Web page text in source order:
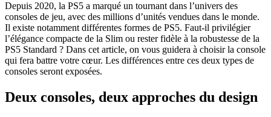
Depuis 2020, la PS5 a marqué un tournant dans l’univers des
consoles de jeu, avec des millions d’unités vendues dans le monde.
Il existe notamment différentes formes de PS5. Faut-il privilégier
l’élégance compacte de la Slim ou rester fidèle à la robustesse de la
PS5 Standard ? Dans cet article, on vous guidera à choisir la console
qui fera battre votre cœur. Les différences entre ces deux types de
consoles seront exposées.
Deux consoles, deux approches du design